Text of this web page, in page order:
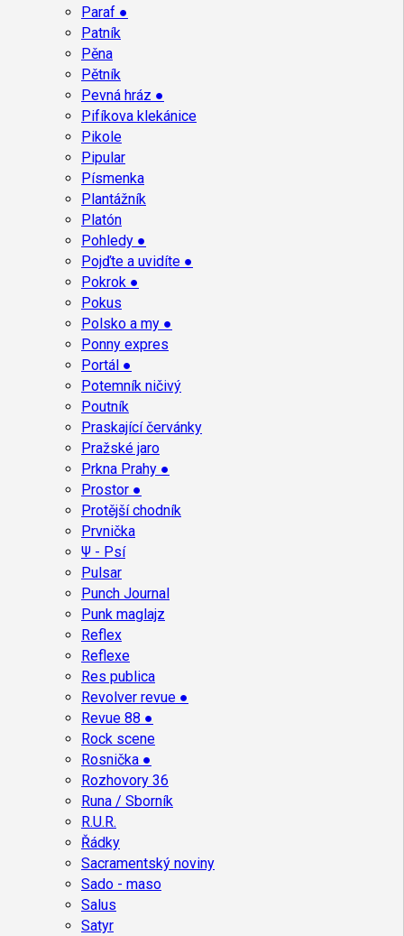
Paraf ●
Patník
Pěna
Pětník
Pevná hráz ●
Pifíkova klekánice
Pikole
Pipular
Písmenka
Plantážník
Platón
Pohledy ●
Pojďte a uvidíte ●
Pokrok ●
Pokus
Polsko a my ●
Ponny expres
Portál ●
Potemník ničivý
Poutník
Praskající červánky
Pražské jaro
Prkna Prahy ●
Prostor ●
Protější chodník
Prvnička
Ψ - Psí
Pulsar
Punch Journal
Punk maglajz
Reflex
Reflexe
Res publica
Revolver revue ●
Revue 88 ●
Rock scene
Rosnička ●
Rozhovory 36
Runa / Sborník
R.U.R.
Řádky
Sacramentský noviny
Sado - maso
Salus
Satyr